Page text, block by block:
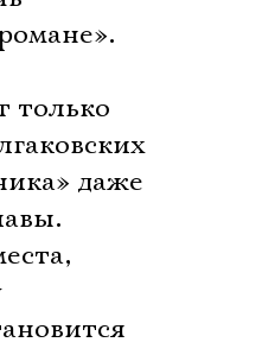
только
даже